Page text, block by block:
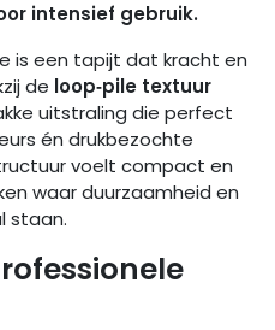
intensief gebruik.
is een tapijt dat kracht en
de loop‑pile textuur
uitstraling die perfect
én drukbezochte
voelt compact en
waar duurzaamheid en
staan.